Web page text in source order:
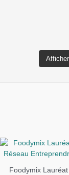
Afficher
Foodymix Lauréat